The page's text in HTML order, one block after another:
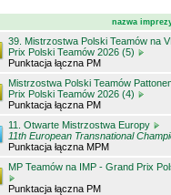
nazwa
39. Mistrzostwa Polski Teamów na
Prix Polski Teamów 2026 (5)
Punktacja łączna PM
Mistrzostwa Polski Teamów
Prix Polski Teamów 2026 (4)
Punktacja łączna PM
11. Otwarte Mistrzostwa Europy
11th European Transnational
Punktacja łączna MPM
MP Teamów na IMP - Grand Prix
Punktacja łączna PM